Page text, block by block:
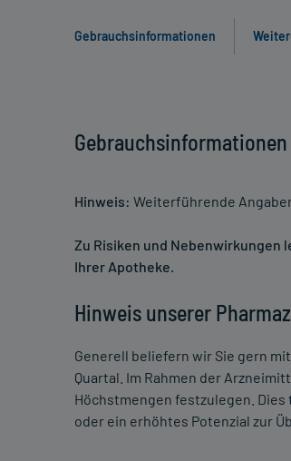
Gebrauchsinformationen
Gebrauchsinformationen
Hinweis: Weiterführende
Zu Risiken und Nebenwirkungen
Ihrer Apotheke.
Hinweis unserer
Generell beliefern wir Sie gern
Quartal. Im Rahmen der
Höchstmengen festzulegen.
oder ein erhöhtes Potenzial zur